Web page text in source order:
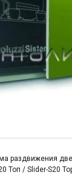
раздвижения
Топ / Slider-S20